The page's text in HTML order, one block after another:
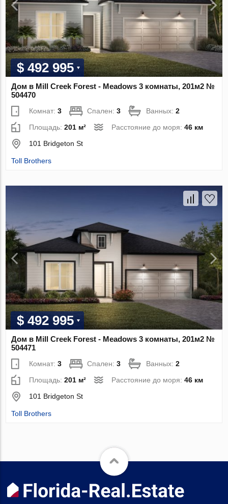
$ 492 995
Дом в Mill Creek Forest - Meadows 3 комнаты, 201м2 №
504470
Комнат:3 Спален:3 Ванных:2
Площадь:201 м² Расстояние до моря:46 км
101 Bridgeton St
Toll Brothers
$ 492 995
Дом в Mill Creek Forest - Meadows 3 комнаты, 201м2 №
504471
Комнат:3 Спален:3 Ванных:2
Площадь:201 м² Расстояние до моря:46 км
101 Bridgeton St
Toll Brothers